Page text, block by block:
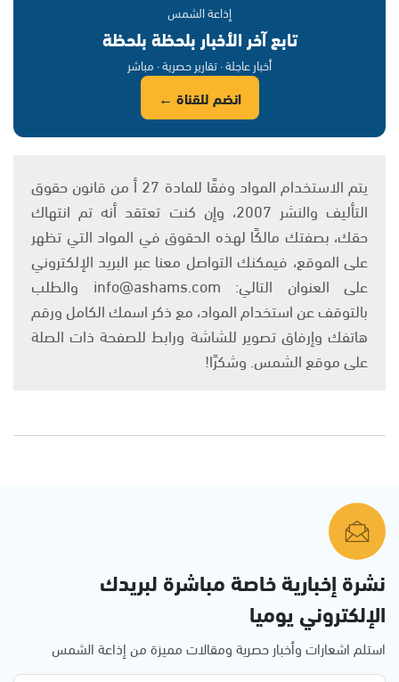
إذاعة الشمس
تابع آخر الأخبار بلحظة بلحظة
أخبار عاجلة · تقارير حصرية · مباشر
انضم للقناة ←
يتم الاستخدام المواد وفقًا للمادة 27 أ من قانون حقوق
التأليف والنشر 2007، وإن كنت تعتقد أنه تم انتهاك
حقك، بصفتك مالكًا لهذه الحقوق في المواد التي تظهر
على الموقع، فيمكنك التواصل معنا عبر البريد الإلكتروني
على العنوان التالي: info@ashams.com والطلب
بالتوقف عن استخدام المواد، مع ذكر اسمك الكامل ورقم
هاتفك وإرفاق تصوير للشاشة ورابط للصفحة ذات الصلة
على موقع الشمس. وشكرًا!
نشرة إخبارية خاصة مباشرة لبريدك
الإلكتروني يوميا
استلم اشعارات وأخبار حصرية ومقالات مميزة من إذاعة الشمس